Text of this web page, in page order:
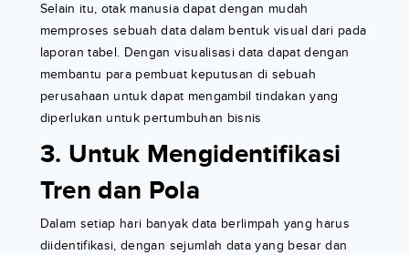
Selain itu, otak manusia dapat dengan mudah
memproses sebuah data dalam bentuk visual dari pada
laporan tabel. Dengan visualisasi data dapat dengan
membantu para pembuat keputusan di sebuah
perusahaan untuk dapat mengambil tindakan yang
diperlukan untuk pertumbuhan bisnis
3. Untuk Mengidentifikasi
Tren dan Pola
Dalam setiap hari banyak data berlimpah yang harus
diidentifikasi, dengan sejumlah data yang besar dan